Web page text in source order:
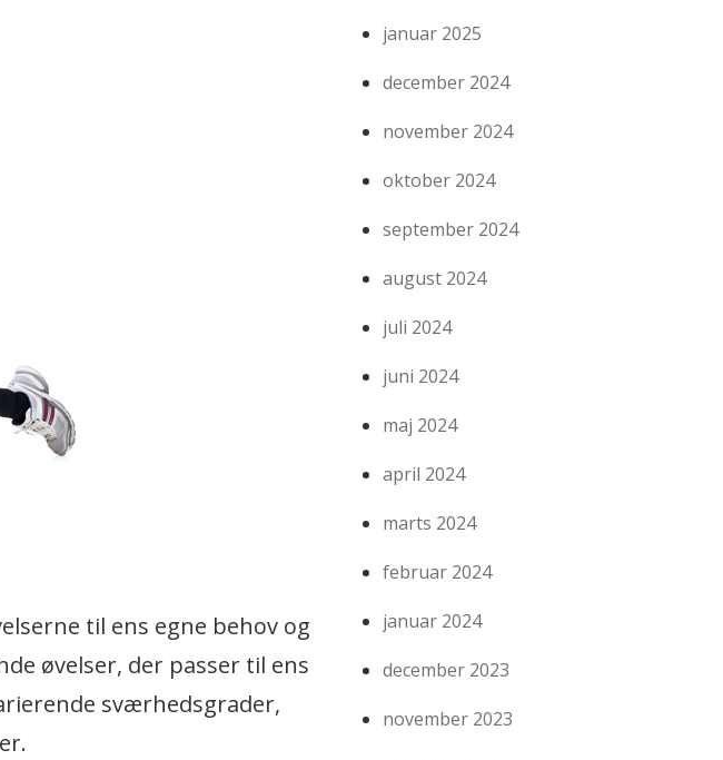
til ens egne behov og
øvelser, der passer til ens
sværhedsgrader,
januar 2025
december 2024
november 2024
oktober 2024
september 2024
august 2024
juli 2024
juni 2024
maj 2024
april 2024
marts 2024
februar 2024
januar 2024
december 2023
november 2023